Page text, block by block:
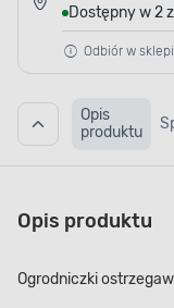
Dostępny w 2
Odbiór w
Opis
produktu
Opis produktu
Ogrodniczki